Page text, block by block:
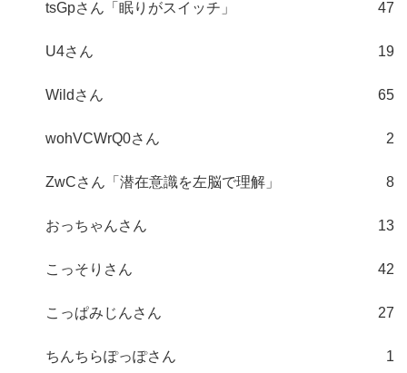
tsGpさん「眠りがスイッチ」 47
U4さん 19
Wildさん 65
wohVCWrQ0さん 2
ZwCさん「潜在意識を左脳で理解」 8
おっちゃんさん 13
こっそりさん 42
こっぱみじんさん 27
ちんちらぽっぽさん 1